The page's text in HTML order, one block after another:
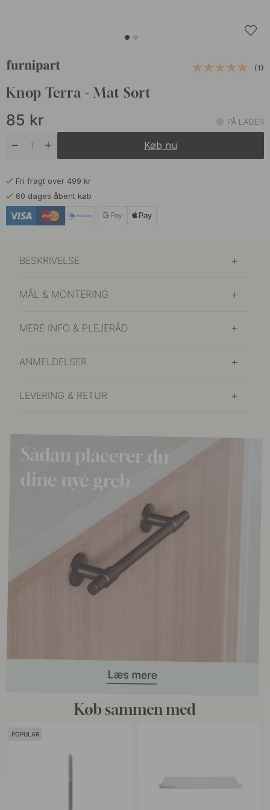
(1)
Knop Terra - Mat Sort
85 kr PÅ LAGER
Køb nu
Fri fragt over 499 kr
60 dages åbent køb
BESKRIVELSE
MÅL & MONTERING
MERE INFO & PLEJERÅD
ANMELDELSER
LEVERING & RETUR
Køb sammen med
POPULAR